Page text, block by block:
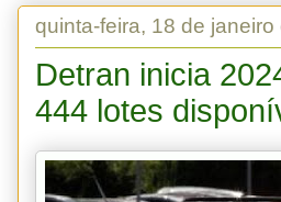
quinta-feira, 18 de janeiro
Detran inicia
444 lotes